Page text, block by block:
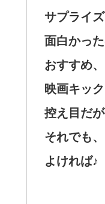
サプライ
面白かっ
おすすめ、
映画キッ
控え目だが
それでも
よければ♪